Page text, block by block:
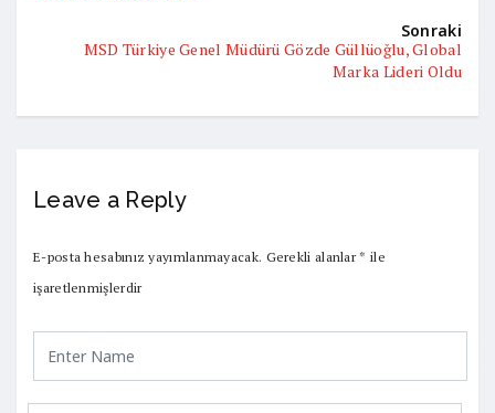
Sonraki
MSD Türkiye Genel Müdürü Gözde Güllüoğlu, Global
Marka Lideri Oldu
Leave a Reply
E-posta hesabınız yayımlanmayacak. Gerekli alanlar* ile
işaretlenmişlerdir